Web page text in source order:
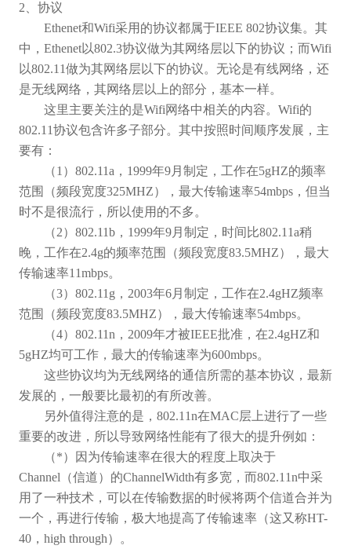
2 、协议
Ethenet和Wifi采用的协议都属于IEEE 802协议集。其
中， Ethenet以802.3协议做为其网络层以下的协议；而Wifi
以802.11做为其网络层以下的协议。无论是有线网络，还
是无线网络，其网络层以上的部分，基本一样。
这里主要关注的是Wifi网络中相关的内容。 Wifi的
802.11协议包含许多子部分。其中按照时间顺序发展，主
要有：
（1 ） 802.11a ， 1999年9月制定，工作在5gHZ的频率
范围（频段宽度325MHZ），最大传输速率54mbps ，但当
时不是很流行，所以使用的不多。
（2） 802.11b ， 1999年9月制定，时间比802.11a稍
晚，工作在2.4g的频率范围（频段宽度83.5MHZ），最大
传输速率11mbps。
（3） 802.11g ， 2003年6月制定，工作在2.4gHZ频率
范围（频段宽度83.5MHZ），最大传输速率54mbps。
（4） 802.11n ， 2009年才被IEEE批准，在2.4gHZ和
5gHZ均可工作，最大的传输速率为600mbps。
这些协议均为无线网络的通信所需的基本协议，最新
发展的，一般要比最初的有所改善。
另外值得注意的是， 802.11n在MAC层上进行了一些
重要的改进，所以导致网络性能有了很大的提升例如：
（*）因为传输速率在很大的程度上取决于
Channel （信道）的ChannelWidth有多宽，而802.11n中采
用了一种技术，可以在传输数据的时候将两个信道合并为
一个，再进行传输，极大地提高了传输速率（这又称HT-
40 ， high through）。